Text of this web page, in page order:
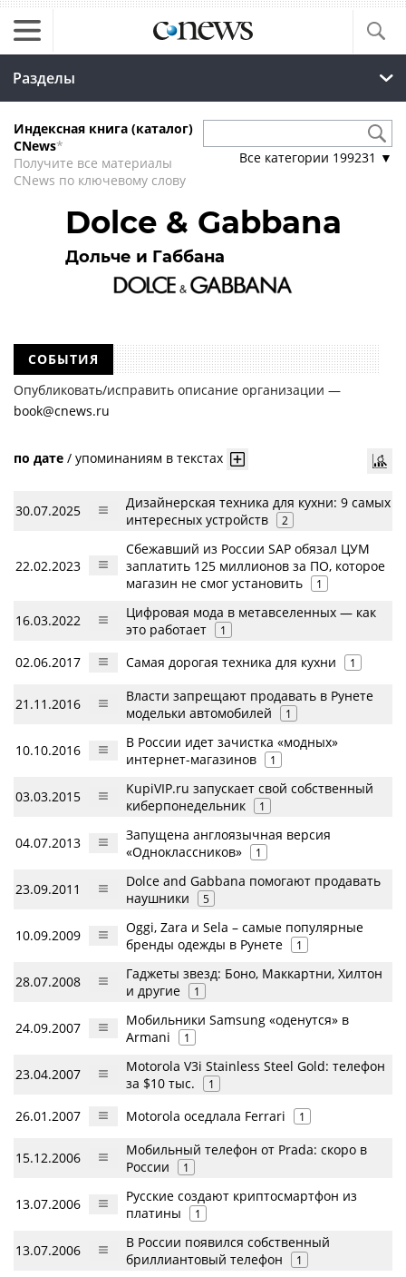
Разделы
Индексная книга (каталог)
CNews*
Получите все материалы
CNews по ключевому слову
Все категории 199231 ▼
Dolce & Gabbana
Дольче и Габбана
СОБЫТИЯ
Опубликовать/исправить описание организации —
book@cnews.ru
по дате / упоминаниям в текстах
30.07.2025
Дизайнерская техника для кухни: 9 самых
интересных устройств
2
22.02.2023
Сбежавший из России SAP обязал ЦУМ
заплатить 125 миллионов за ПО, которое
магазин не смог установить
1
16.03.2022
Цифровая мода в метавселенных — как
это работает
1
02.06.2017 Самая дорогая техника для кухни 1
21.11.2016
Власти запрещают продавать в Рунете
модельки автомобилей
1
10.10.2016
В России идет зачистка «модных»
интернет-магазинов
1
03.03.2015
KupiVIP.ru запускает свой собственный
киберпонедельник
1
04.07.2013
Запущена англоязычная версия
«Одноклассников»
1
23.09.2011
Dolce and Gabbana помогают продавать
наушники
5
10.09.2009
Oggi, Zara и Sela – самые популярные
бренды одежды в Рунете
1
28.07.2008
Гаджеты звезд: Боно, Маккартни, Хилтон
и другие
1
24.09.2007
Мобильники Samsung «оденутся» в
Armani
1
23.04.2007
Motorola V3i Stainless Steel Gold: телефон
за $10 тыс.
1
26.01.2007 Motorola оседлала Ferrari 1
15.12.2006
Мобильный телефон от Prada: скоро в
России
1
13.07.2006
Русские создают криптосмартфон из
платины
1
13.07.2006
В России появился собственный
бриллиантовый телефон
1